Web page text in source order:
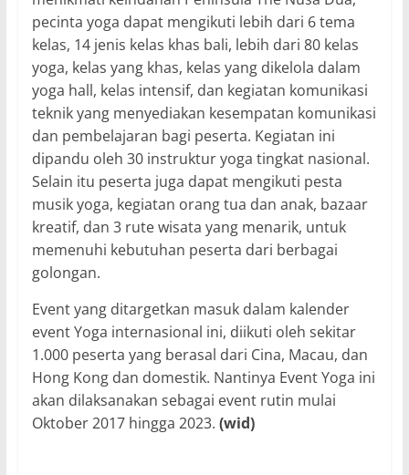
pecinta yoga dapat mengikuti lebih dari 6 tema
kelas, 14 jenis kelas khas bali, lebih dari 80 kelas
yoga, kelas yang khas, kelas yang dikelola dalam
yoga hall, kelas intensif, dan kegiatan komunikasi
teknik yang menyediakan kesempatan komunikasi
dan pembelajaran bagi peserta. Kegiatan ini
dipandu oleh 30 instruktur yoga tingkat nasional.
Selain itu peserta juga dapat mengikuti pesta
musik yoga, kegiatan orang tua dan anak, bazaar
kreatif, dan 3 rute wisata yang menarik, untuk
memenuhi kebutuhan peserta dari berbagai
golongan.
Event yang ditargetkan masuk dalam kalender
event Yoga internasional ini, diikuti oleh sekitar
1.000 peserta yang berasal dari Cina, Macau, dan
Hong Kong dan domestik. Nantinya Event Yoga ini
akan dilaksanakan sebagai event rutin mulai
Oktober 2017 hingga 2023. (wid)